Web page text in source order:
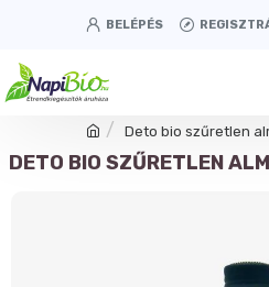
BELÉPÉS
Deto bio szűretlen
DETO BIO SZŰRETLEN